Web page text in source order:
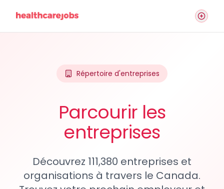
Répertoire d'entreprises
Parcourir les
entreprises
Découvrez 111,380 entreprises et
organisations à travers le Canada.